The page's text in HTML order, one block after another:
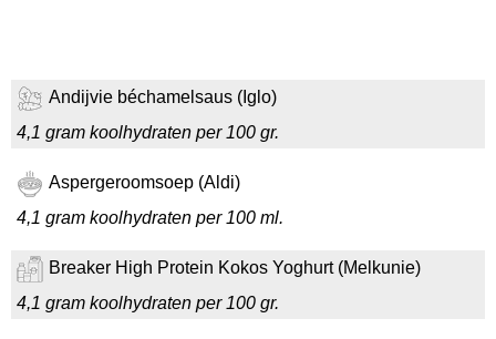
Andijvie béchamelsaus (Iglo)
4,1 gram koolhydraten per 100 gr.
Aspergeroomsoep (Aldi)
4,1 gram koolhydraten per 100 ml.
Breaker High Protein Kokos Yoghurt (Melkunie)
4,1 gram koolhydraten per 100 gr.